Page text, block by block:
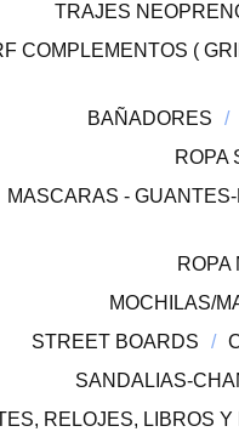
TRAJES
COMPLEMENTOS (
BAÑADORES
ROPA
MASCARAS -
ROPA
MOCHILAS/
STREET BOARDS
SANDALIAS-
RELOJES, LIBROS